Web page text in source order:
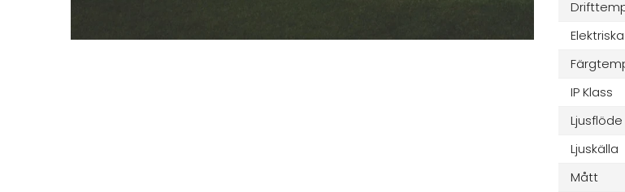
IP Klass
Ljusflöde
Ljuskälla
Mått